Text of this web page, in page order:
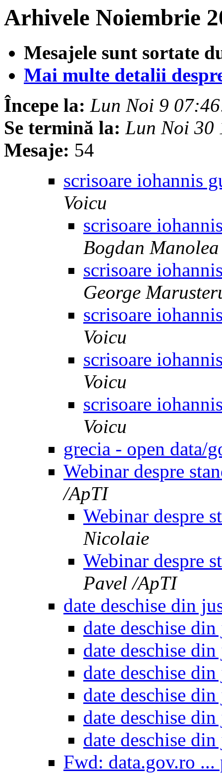
Arhivele Noiembrie
Mesajele sunt sortate
Mai multe detalii
Începe la: Lun Noi 9
Se termină la: Lun Noi 30
Mesaje: 54
scrisoare iohannis
Voicu
scrisoare
Bogdan Manolea
scrisoare
George
scrisoare
Voicu
scrisoare
Voicu
scrisoare
Voicu
grecia - open data/
Webinar despre
/ApTI
Webinar despre
Nicolaie
Webinar despre
Pavel /ApTI
date deschise din
date deschise
date deschise
date deschise
date deschise
date deschise
date deschise
Fwd: data.gov.ro